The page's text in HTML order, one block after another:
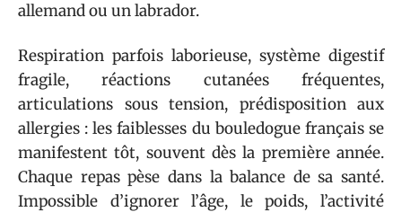
allemand ou un labrador.
Respiration parfois laborieuse, système digestif
fragile, réactions cutanées fréquentes,
articulations sous tension, prédisposition aux
allergies : les faiblesses du bouledogue français se
manifestent tôt, souvent dès la première année.
Chaque repas pèse dans la balance de sa santé.
Impossible d’ignorer l’âge, le poids, l’activité